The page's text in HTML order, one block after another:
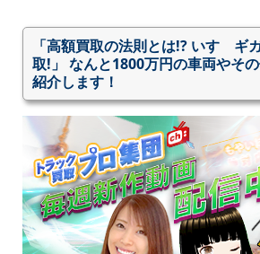
「高額買取の法則とは!? いすゞギ
取!」 なんと1800万円の車両やそ
紹介します！